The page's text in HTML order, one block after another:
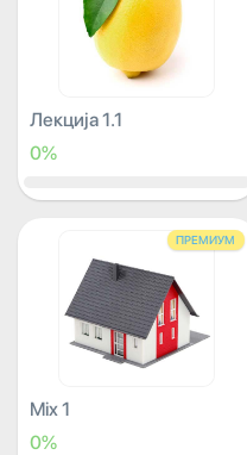
Лекција 1.1
0%
ПРЕМИУМ
Mix 1
0%